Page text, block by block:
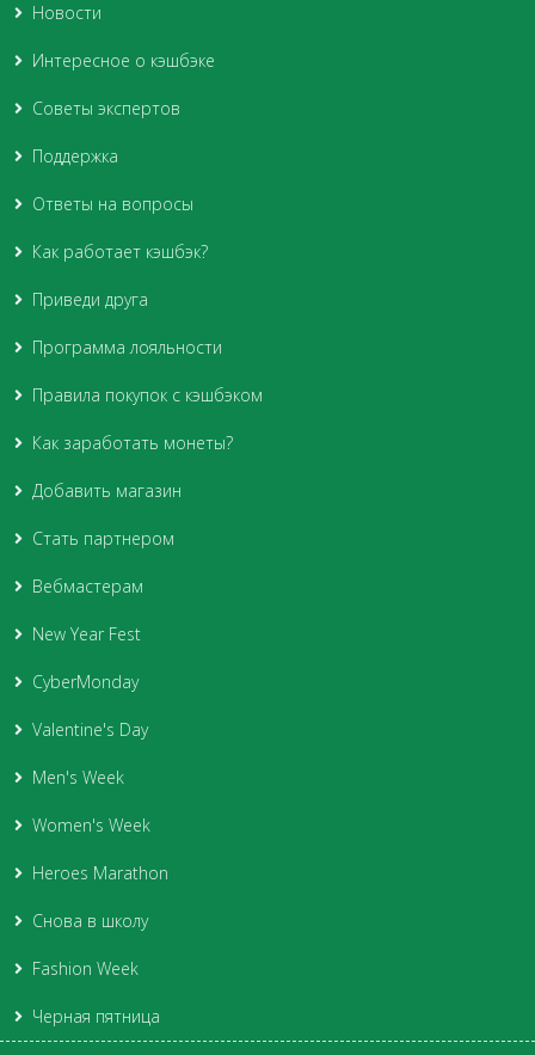
Новости
Интересное о кэшбэке
Советы экспертов
Поддержка
Ответы на вопросы
Как работает кэшбэк?
Приведи друга
Программа лояльности
Правила покупок с кэшбэком
Как заработать монеты?
Добавить магазин
Стать партнером
Вебмастерам
New Year Fest
CyberMonday
Valentine's Day
Men's Week
Women's Week
Heroes Marathon
Снова в школу
Fashion Week
Черная пятница